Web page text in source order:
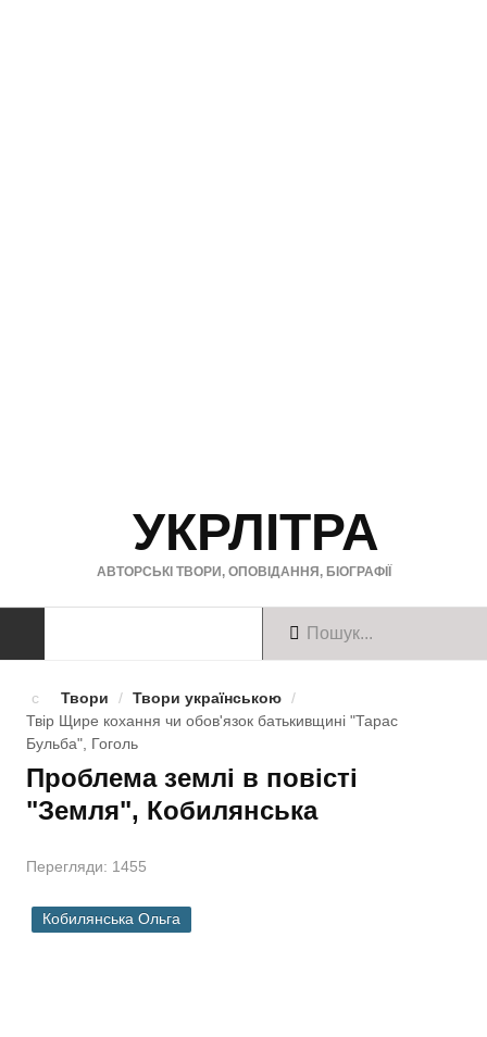
УКРЛІТРА
АВТОРСЬКІ ТВОРИ, ОПОВІДАННЯ, БІОГРАФІЇ
Твори українською
Твори англійською
Твори німецькою
БІОГРАФІЇ
Українські письменники
Твори / Твори українською /
Твір Щире кохання чи обов'язок батькивщинi "Тарас
Бульба", Гоголь
Проблема землі в повісті
"Земля", Кобилянська
Перегляди: 1455
Кобилянська Ольга